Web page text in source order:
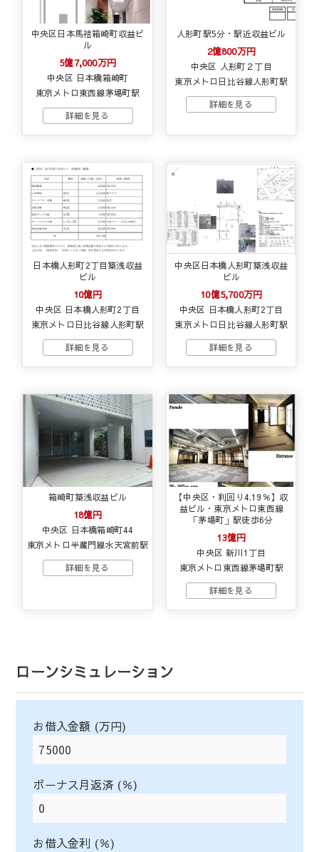
中央区日本馬祖箱崎町収益ビ
ル
5億7,000万円
中央区 日本橋箱崎町
東京メトロ東西線茅場町駅
人形町駅5分・駅近収益ビル
2億800万円
中央区 人形町２丁目
東京メトロ日比谷線人形町駅
日本橋人形町2丁目築浅収益
ビル
10億円
中央区 日本橋人形町2丁目
東京メトロ日比谷線人形町駅
中央区日本橋人形町築浅収益
ビル
10億5,700万円
中央区 日本橋人形町2丁目
東京メトロ日比谷線人形町駅
箱崎町築浅収益ビル
18億円
中央区 日本橋箱崎町44
東京メトロ半蔵門線水天宮前駅
【中央区・利回り4.19％】収
益ビル・東京メトロ東西線
「茅場町」駅徒歩6分
13億円
中央区 新川1丁目
東京メトロ東西線茅場町駅
ローンシミュレーション
お借入金額 (万円)
ボーナス月返済 (％)
お借入金利 (％)